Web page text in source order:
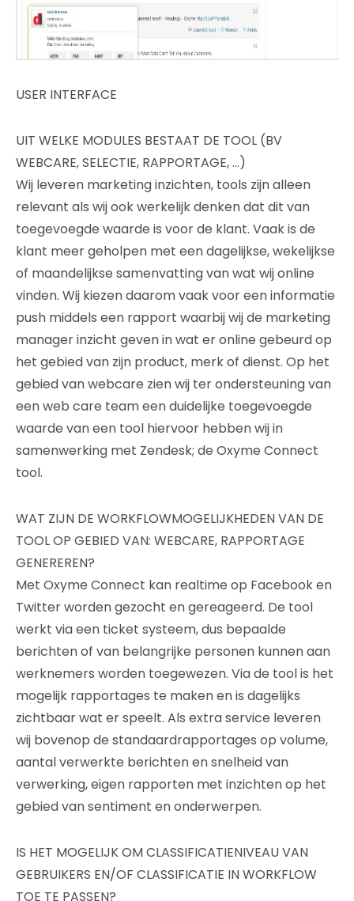
USER INTERFACE
UIT WELKE MODULES BESTAAT DE TOOL (BV
WEBCARE, SELECTIE, RAPPORTAGE, …)
Wij leveren marketing inzichten, tools zijn alleen
relevant als wij ook werkelijk denken dat dit van
toegevoegde waarde is voor de klant. Vaak is de
klant meer geholpen met een dagelijkse, wekelijkse
of maandelijkse samenvatting van wat wij online
vinden. Wij kiezen daarom vaak voor een informatie
push middels een rapport waarbij wij de marketing
manager inzicht geven in wat er online gebeurd op
het gebied van zijn product, merk of dienst. Op het
gebied van webcare zien wij ter ondersteuning van
een web care team een duidelijke toegevoegde
waarde van een tool hiervoor hebben wij in
samenwerking met Zendesk; de Oxyme Connect
tool.
WAT ZIJN DE WORKFLOWMOGELIJKHEDEN VAN DE
TOOL OP GEBIED VAN: WEBCARE, RAPPORTAGE
GENEREREN?
Met Oxyme Connect kan realtime op Facebook en
Twitter worden gezocht en gereageerd. De tool
werkt via een ticket systeem, dus bepaalde
berichten of van belangrijke personen kunnen aan
werknemers worden toegewezen. Via de tool is het
mogelijk rapportages te maken en is dagelijks
zichtbaar wat er speelt. Als extra service leveren
wij bovenop de standaardrapportages op volume,
aantal verwerkte berichten en snelheid van
verwerking, eigen rapporten met inzichten op het
gebied van sentiment en onderwerpen.
IS HET MOGELIJK OM CLASSIFICATIENIVEAU VAN
GEBRUIKERS EN/OF CLASSIFICATIE IN WORKFLOW
TOE TE PASSEN?